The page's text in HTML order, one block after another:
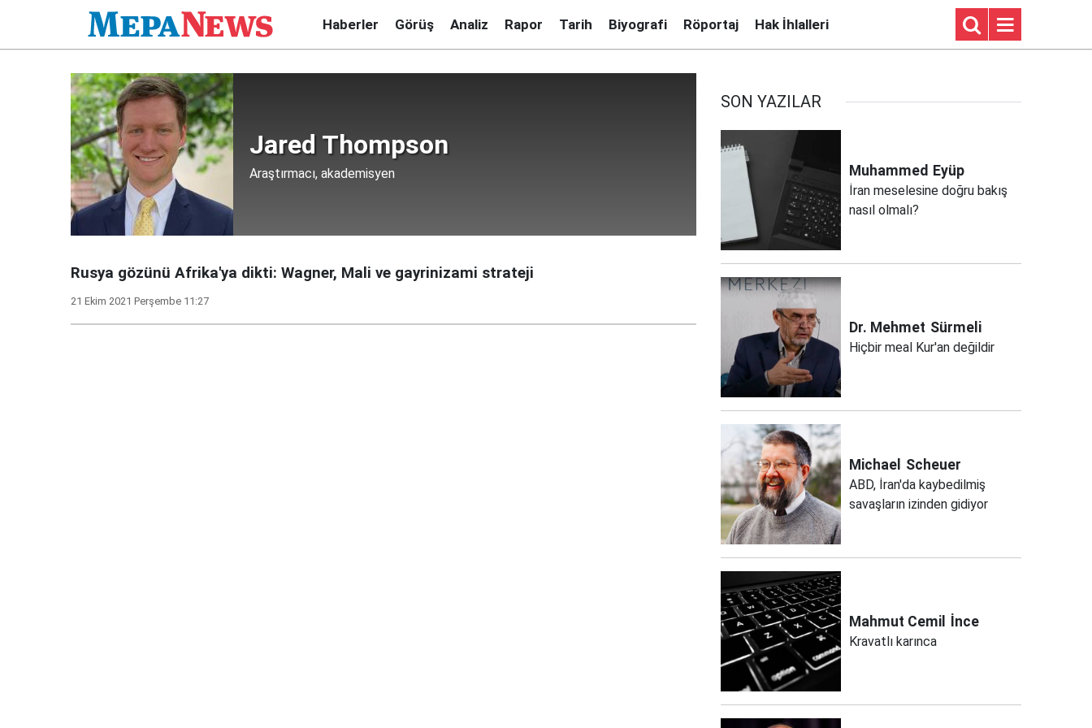
Haberler Görüş Analiz Rapor Tarih Biyografi Röportaj Hak İhlalleri
Jared Thompson
Araştırmacı, akademisyen
Rusya gözünü Afrika'ya dikti: Wagner, Mali ve gayrinizami strateji
21 Ekim 2021 Perşembe 11:27
SON YAZILAR
Muhammed Eyüp
İran meselesine doğru bakış
nasıl olmalı?
Dr. Mehmet Sürmeli
Hiçbir meal Kur'an değildir
Michael Scheuer
ABD, İran'da kaybedilmiş
savaşların izinden gidiyor
Mahmut Cemil İnce
Kravatlı karınca